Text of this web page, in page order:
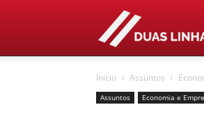
Início Assuntos
Assuntos Economia e